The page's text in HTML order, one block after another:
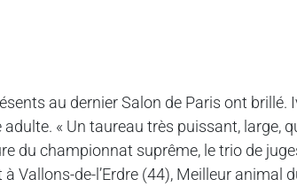
au dernier Salon de Paris ont brillé.
« Un taureau très puissant, large,
du championnat suprême, le trio de
Vallons-de-l’Erdre (44), Meilleur animal